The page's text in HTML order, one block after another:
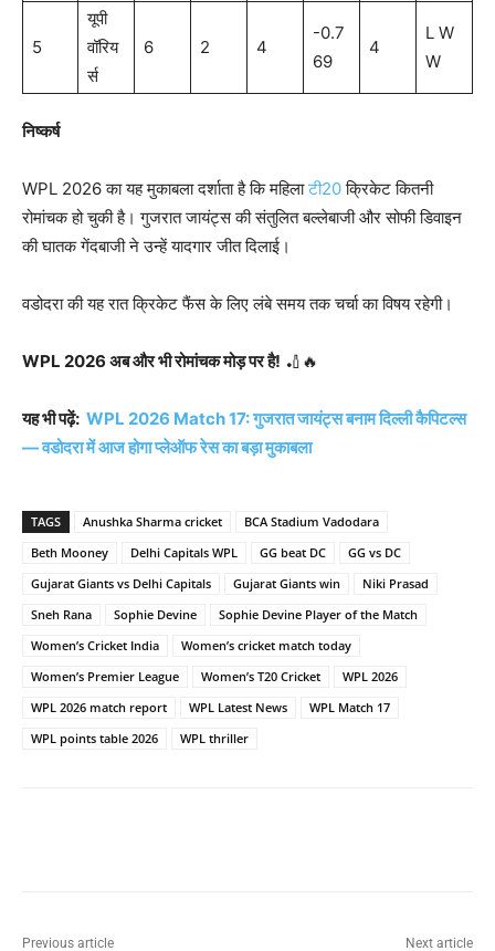
5
यूपी
वॉरिय
र्स
6 2 4
-0.7
69
4
L W
W
निष्कर्ष
WPL 2026 का यह मुकाबला दर्शाता है कि महिलाटी20क्रिकेट कितनी
रोमांचक हो चुकी है। गुजरात जायंट्स की संतुलित बल्लेबाजी और सोफी डिवाइन
की घातक गेंदबाजी ने उन्हें यादगार जीत दिलाई।
वडोदरा की यह रात क्रिकेट फैंस के लिए लंबे समय तक चर्चा का विषय रहेगी।
WPL 2026 अब और भी रोमांचक मोड़ पर है! 🏏🔥
यह भी पढ़ें: WPL 2026 Match 17: गुजरात जायंट्स बनाम दिल्ली कैपिटल्स
— वडोदरा में आज होगा प्लेऑफ रेस का बड़ा मुकाबला
TAGS Anushka Sharma cricket
BCA Stadium Vadodara
Beth Mooney
Delhi Capitals WPL GG beat DC
GG vs DC
Gujarat Giants vs Delhi Capitals
Gujarat Giants win
Niki Prasad
Sneh Rana
Sophie Devine
Sophie Devine Player of the Match
Women’s Cricket India
Women’s cricket match today
Women’s Premier League
Women’s T20 Cricket
WPL 2026
WPL 2026 match report
WPL Latest News
WPL Match 17
WPL points table 2026
WPL thriller
Previous article Next article